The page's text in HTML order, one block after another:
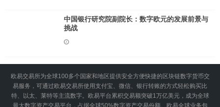
中国银行研究院副院长：数字欧元的发展前景与
挑战
欧易交易所为全球100多个国家和地区提供安全方便快捷的区块链数字货币交
易服务，可通过欧易交易所使用支付宝、微信、银行转账的方式轻松购买比
特、以太、莱特等主流数字。欧易平台累积交易额突破1万亿美元，成为全球
最大数字资产交易平台，占据全球50%数字资产交易份额。欧易全球业务包